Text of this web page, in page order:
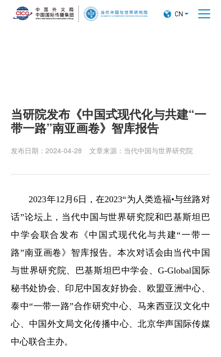
 CN
当研院发布《中国式现代化与共建“一
带一路”南亚画卷》智库报告
发布日期：2024-04-28 文章来源：当代中国与世界研究院
2023年12月6日，在2023“为人类造福•与丝路对
话”论坛上，当代中国与世界研究院和巴基斯坦巴
中学会联合发布《中国式现代化与共建“一带一
路”南亚画卷》智库报告。本次对话会由当代中国
与世界研究院、巴基斯坦巴中学会、G-Global国际
秘书处协会、印尼中国友好协会、欧盟亚洲中心、
泰中“一带一路”合作研究中心、马来西亚汉文化中
心、中国外文局文化传播中心、北京华声国际传媒
中心联合主办。